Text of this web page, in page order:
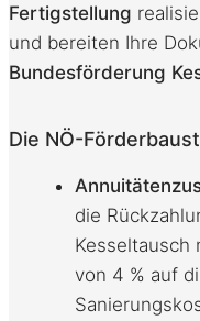
Fertigstellung
und bereiten Ihre
Bundesförderung
Die NÖ-
die
Kesseltausch
von 4 % auf